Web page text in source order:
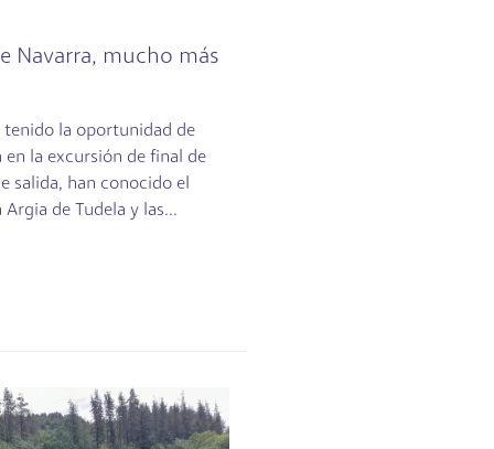
Navarra, mucho más
tenido la oportunidad de
la excursión de final de
salida, han conocido el
de Tudela y las...